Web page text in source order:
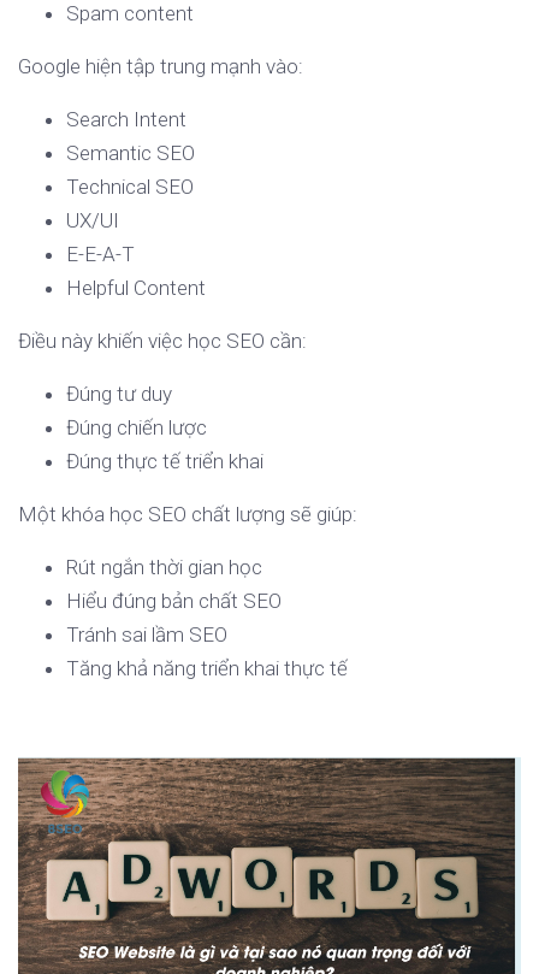
Spam content
Google hiện tập trung mạnh vào:
Search Intent
Semantic SEO
Technical SEO
UX/UI
E-E-A-T
Helpful Content
Điều này khiến việc học SEO cần:
Đúng tư duy
Đúng chiến lược
Đúng thực tế triển khai
Một khóa học SEO chất lượng sẽ giúp:
Rút ngắn thời gian học
Hiểu đúng bản chất SEO
Tránh sai lầm SEO
Tăng khả năng triển khai thực tế